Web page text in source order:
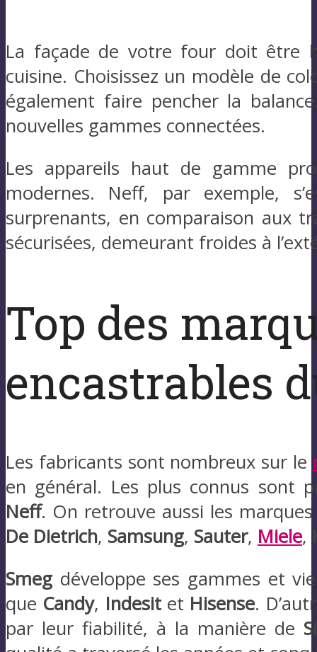
La façade de votre four doit être
cuisine. Choisissez un modèle de
également faire pencher la
nouvelles gammes connectées.
Les appareils haut de gamme
modernes. Neff, par exemple,
surprenants, en comparaison aux
sécurisées, demeurant froides à
Top des
encastrables
Les fabricants sont nombreux sur le
en général. Les plus connus sont
Neff. On retrouve aussi les
De Dietrich, Samsung, Sauter, Miele,
Smeg développe ses gammes et
que Candy, Indesitet Hisense.
par leur fiabilité, à la manière de